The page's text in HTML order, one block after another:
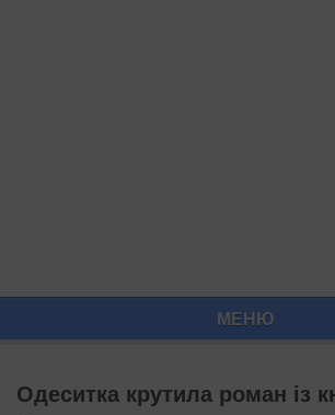
МЕНЮ
Одеситка крутила роман із